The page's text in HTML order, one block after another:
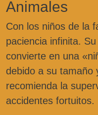
Animales
Con los niños de la
paciencia infinita.
convierte en una
debido a su tamaño
recomienda la
accidentes fortuitos.